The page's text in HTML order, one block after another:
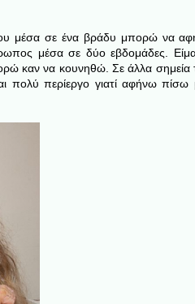
μέσα σε ένα βράδυ μπορώ να
μέσα σε δύο εβδομάδες.
καν να κουνηθώ. Σε άλλα σημεία
πολύ περίεργο γιατί αφήνω πίσω